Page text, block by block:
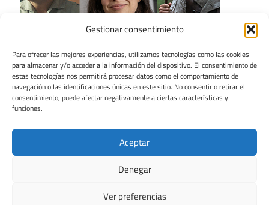
Gestionar consentimiento
Para ofrecer las mejores experiencias, utilizamos tecnologías como las cookies
para almacenar y/o acceder a la información del dispositivo. El consentimiento de
estas tecnologías nos permitirá procesar datos como el comportamiento de
navegación o las identificaciones únicas en este sitio. No consentir o retirar el
consentimiento, puede afectar negativamente a ciertas características y
funciones.
Aceptar
Denegar
Ver preferencias